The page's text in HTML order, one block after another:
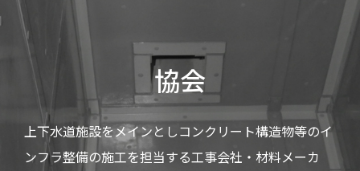
協会
上下水道施設をメインとしコンクリート構造物等のイ
ンフラ整備の施工を担当する工事会社・材料メーカ